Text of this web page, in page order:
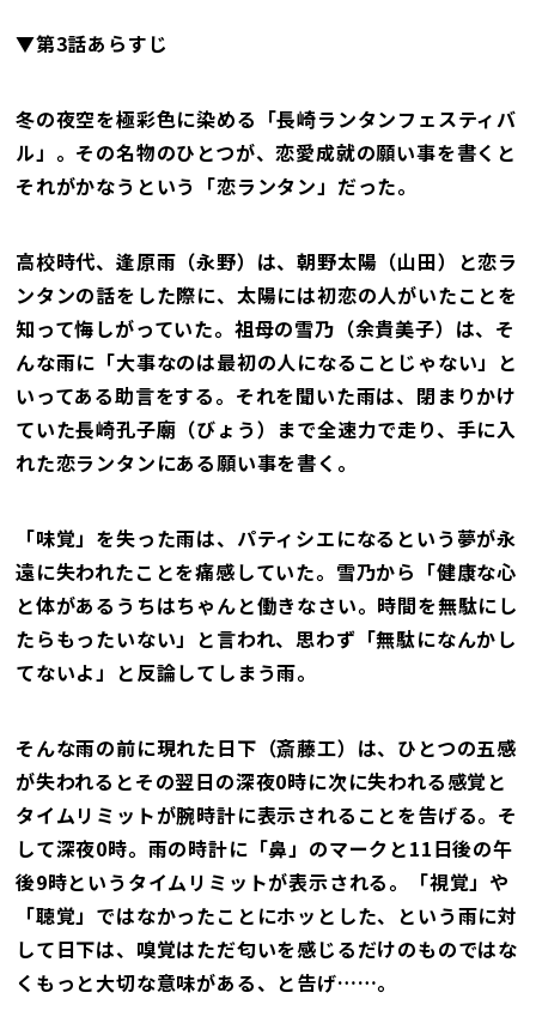
▼第3話あらすじ
冬の夜空を極彩色に染める「長崎ランタンフェスティバ
ル」。その名物のひとつが、恋愛成就の願い事を書くと
それがかなうという「恋ランタン」だった。
高校時代、逢原雨（永野）は、朝野太陽（山田）と恋ラ
ンタンの話をした際に、太陽には初恋の人がいたことを
知って悔しがっていた。祖母の雪乃（余貴美子）は、そ
んな雨に「大事なのは最初の人になることじゃない」と
いってある助言をする。それを聞いた雨は、閉まりかけ
ていた長崎孔子廟（びょう）まで全速力で走り、手に入
れた恋ランタンにある願い事を書く。
「味覚」を失った雨は、パティシエになるという夢が永
遠に失われたことを痛感していた。雪乃から「健康な心
と体があるうちはちゃんと働きなさい。時間を無駄にし
たらもったいない」と言われ、思わず「無駄になんかし
てないよ」と反論してしまう雨。
そんな雨の前に現れた日下（斎藤工）は、ひとつの五感
が失われるとその翌日の深夜0時に次に失われる感覚と
タイムリミットが腕時計に表示されることを告げる。そ
して深夜0時。雨の時計に「鼻」のマークと11日後の午
後9時というタイムリミットが表示される。「視覚」や
「聴覚」ではなかったことにホッとした、という雨に対
して日下は、嗅覚はただ匂いを感じるだけのものではな
くもっと大切な意味がある、と告げ……。